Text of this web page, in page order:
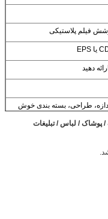
دهید
طراحی، بسته بندی خوش